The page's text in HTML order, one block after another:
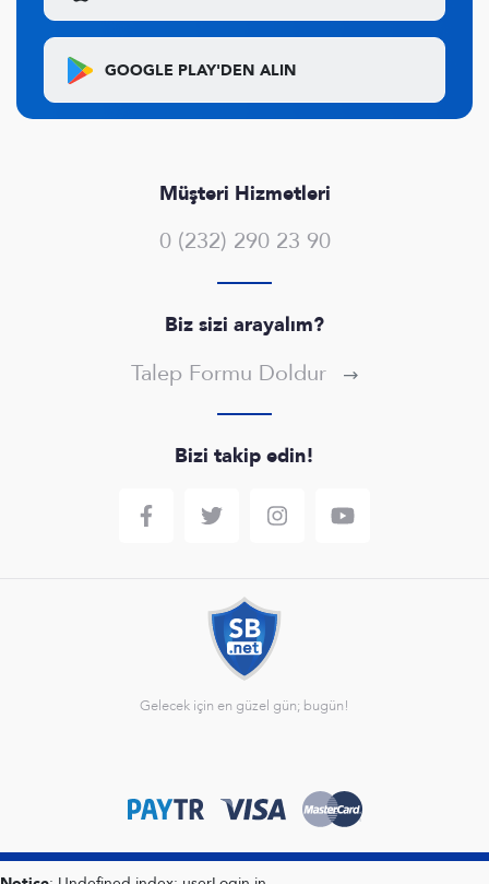
GOOGLE PLAY'DEN ALIN
Müşteri Hizmetleri
0 (232) 290 23 90
Biz sizi arayalım?
Talep Formu Doldur
Bizi takip edin!
Gelecek için en güzel gün; bugün!